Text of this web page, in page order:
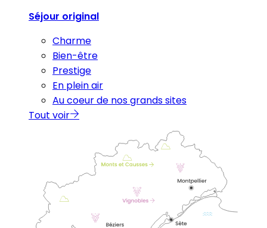
Séjour original
Charme
Bien-être
Prestige
En plein air
Au coeur de nos grands sites
Tout voir